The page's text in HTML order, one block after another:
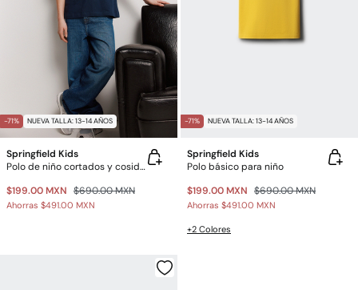
-71% NUEVA TALLA: 13-14 AÑOS
Springfield Kids
Polo de niño cortados y cosidos
$199.00 MXN $690.00 MXN
Ahorras $491.00 MXN
-71% NUEVA TALLA: 13-14 AÑOS
Springfield Kids
Polo básico para niño
$199.00 MXN $690.00 MXN
Ahorras $491.00 MXN
+2 Colores